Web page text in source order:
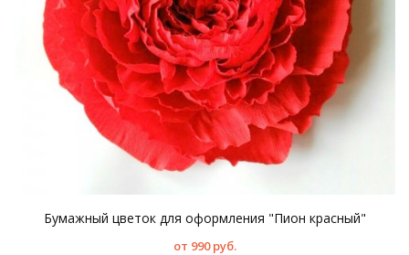
Бумажный цветок для оформления "Пион красный"
от 990 руб.